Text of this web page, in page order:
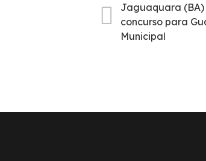
Jaguaquara (BA)
concurso para
Municipal